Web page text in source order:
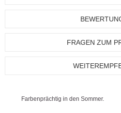
FRAGEN ZUM
Farbenprächtig in den Sommer.